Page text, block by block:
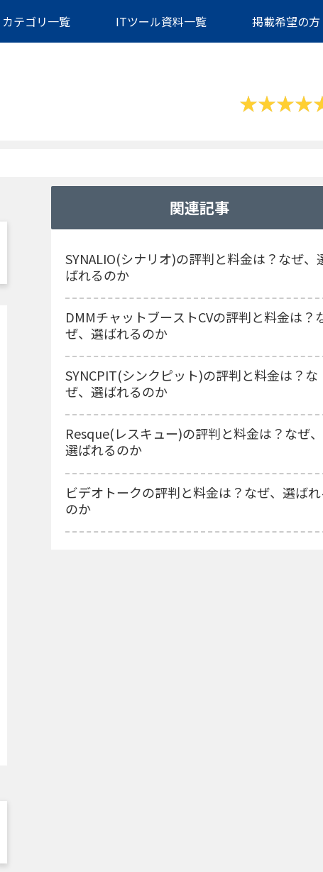
カテゴリ一覧 ITツール資料一覧 掲載希望の方
関連記事
SYNALIO(シナリオ)の評判と料金は？なぜ、
ばれるのか
DMMチャットブーストCVの評判と料金は？
ぜ、選ばれるのか
SYNCPIT(シンクピット)の評判と料金は？な
ぜ、選ばれるのか
Resque(レスキュー)の評判と料金は？なぜ、
選ばれるのか
ビデオトークの評判と料金は？なぜ、選ば
のか